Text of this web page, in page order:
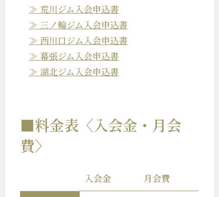
≫ 荒川ジム入会申込書
≫ 三ノ輪ジム入会申込書
≫ 西川口ジム入会申込書
≫ 幕張ジム入会申込書
≫ 湖北ジム入会申込書
■料金表〈入会金・月会
費〉
入会金 月会費